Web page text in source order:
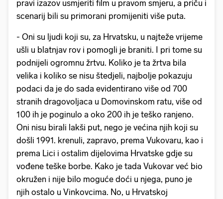
pravi izazov usmjeriti film u pravom smjeru, a priču i
scenarij bili su primorani promijeniti više puta.
- Oni su ljudi koji su, za Hrvatsku, u najteže vrijeme
ušli u blatnjav rov i pomogli je braniti. I pri tome su
podnijeli ogromnu žrtvu. Koliko je ta žrtva bila
velika i koliko se nisu štedjeli, najbolje pokazuju
podaci da je do sada evidentirano više od 700
stranih dragovoljaca u Domovinskom ratu, više od
100 ih je poginulo a oko 200 ih je teško ranjeno.
Oni nisu birali lakši put, nego je većina njih koji su
došli 1991. krenuli, zapravo, prema Vukovaru, kao i
prema Lici i ostalim dijelovima Hrvatske gdje su
vođene teške borbe. Kako je tada Vukovar već bio
okružen i nije bilo moguće doći u njega, puno je
njih ostalo u Vinkovcima. No, u Hrvatskoj